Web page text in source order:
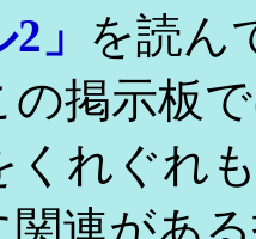
」 を読ん
掲示板で
くれぐれ